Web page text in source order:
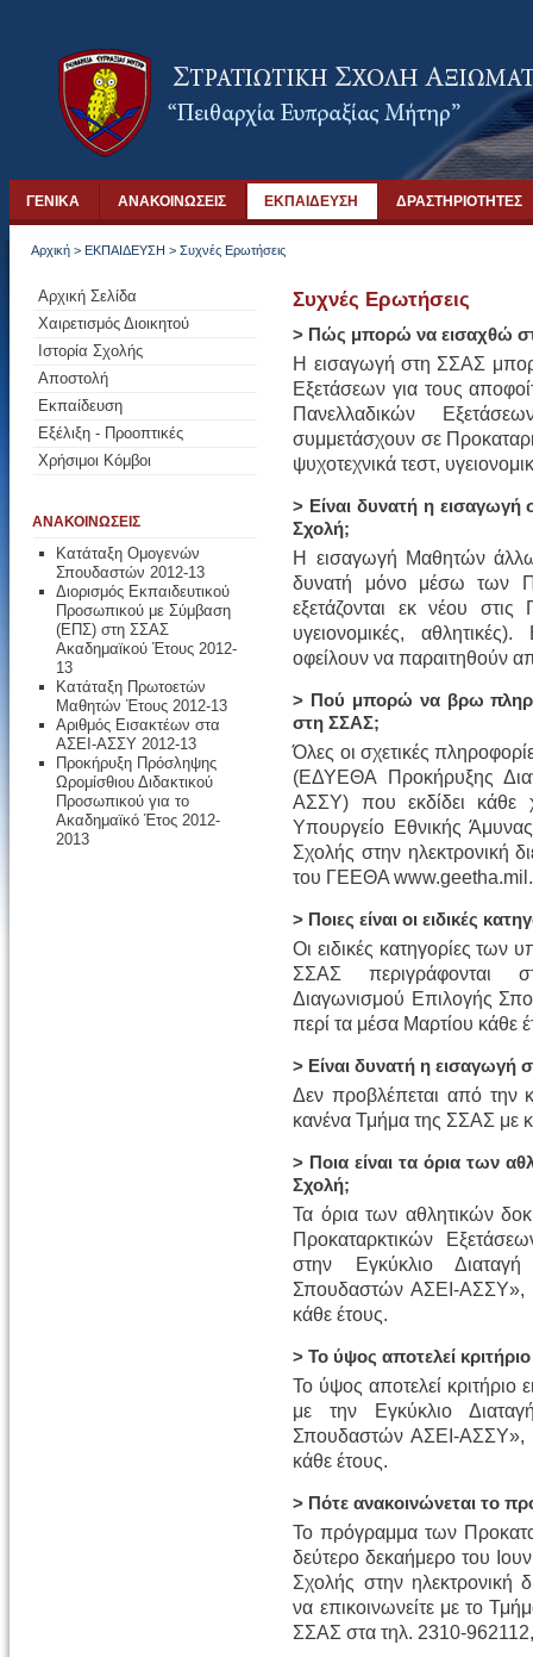
ΓΕΝΙΚΑ ΑΝΑΚΟΙΝΩΣΕΙΣ ΕΚΠΑΙΔΕΥΣΗ ΔΡΑΣΤΗΡΙΟΤΗΤΕΣ
Αρχική > ΕΚΠΑΙΔΕΥΣΗ >Συχνές Ερωτήσεις
Αρχική Σελίδα
Χαιρετισμός Διοικητού
Ιστορία Σχολής
Αποστολή
Εκπαίδευση
Εξέλιξη - Προοπτικές
Χρήσιμοι Κόμβοι
ΑΝΑΚΟΙΝΩΣΕΙΣ
Κατάταξη Ομογενών
Σπουδαστών 2012-13
Διορισμός Εκπαιδευτικού
Προσωπικού με Σύμβαση
(ΕΠΣ) στη ΣΣΑΣ
Ακαδημαϊκού Έτους 2012-
13
Κατάταξη Πρωτοετών
Μαθητών Έτους 2012-13
Αριθμός Εισακτέων στα
ΑΣΕΙ-ΑΣΣΥ 2012-13
Προκήρυξη Πρόσληψης
Ωρομίσθιου Διδακτικού
Προσωπικού για το
Ακαδημαϊκό Έτος 2012-
2013
Συχνές Ερωτήσεις
> Πώς μπορώ να εισαχθώ
Η εισαγωγή στη ΣΣΑΣ
Εξετάσεων για τους
Πανελλαδικών
συμμετάσχουν σε
ψυχοτεχνικά τεστ,
> Είναι δυνατή η
Σχολή;
Η εισαγωγή Μαθητών
δυνατή μόνο μέσω των
εξετάζονται εκ νέου στις
υγειονομικές,
οφείλουν να παραιτηθούν
> Πού μπορώ να βρω
στη ΣΣΑΣ;
Όλες οι σχετικές
(ΕΔΥΕΘΑ Προκήρυξης
ΑΣΣΥ) που εκδίδει κάθε
Υπουργείο Εθνικής
Σχολής στην ηλεκτρονική
του ΓΕΕΘΑ
> Ποιες είναι οι ειδικές
Οι ειδικές κατηγορίες
ΣΣΑΣ περιγράφονται
Διαγωνισμού Επιλογής
περί τα μέσα Μαρτίου κάθε
> Είναι δυνατή η
Δεν προβλέπεται από την
κανένα Τμήμα της ΣΣΑΣ με
> Ποια είναι τα όρια των
Σχολή;
Τα όρια των αθλητικών
Προκαταρκτικών
στην Εγκύκλιο
Σπουδαστών ΑΣΕΙ-ΑΣΣΥ»,
κάθε έτους.
> Το ύψος αποτελεί
Το ύψος αποτελεί κριτήριο
με την Εγκύκλιο
Σπουδαστών ΑΣΕΙ-ΑΣΣΥ»,
κάθε έτους.
> Πότε ανακοινώνεται το
Το πρόγραμμα των
δεύτερο δεκαήμερο του
Σχολής στην ηλεκτρονική
να επικοινωνείτε με το
ΣΣΑΣ στα τηλ. 2310-